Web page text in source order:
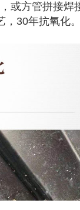
或方管拼接焊
30年抗氧化